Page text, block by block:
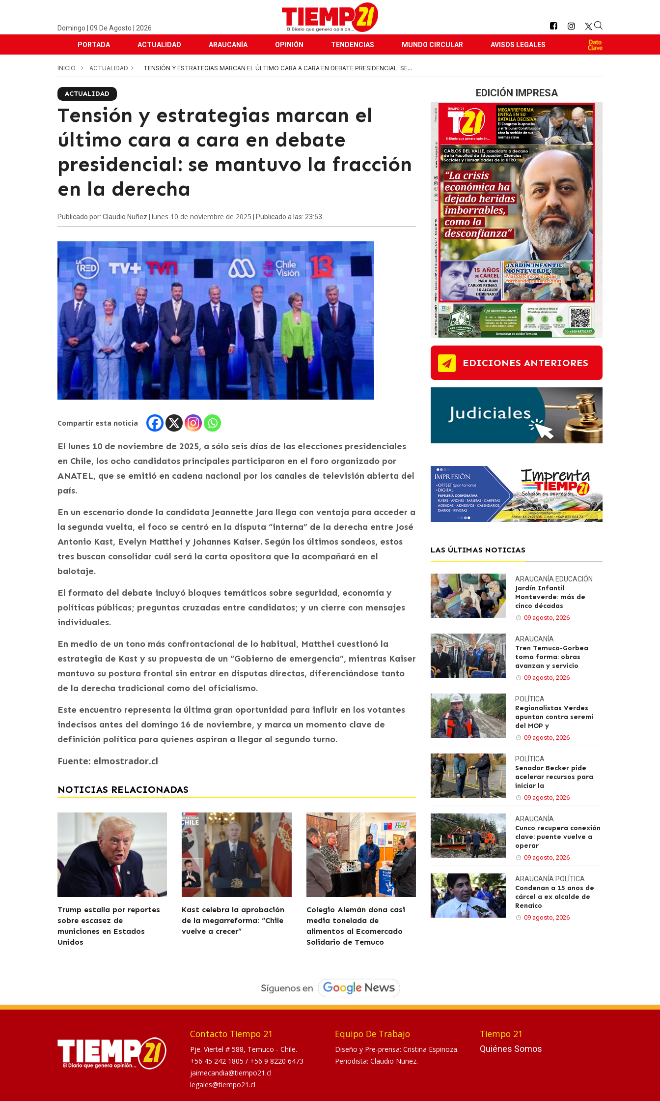
Domingo | 09 De Agosto | 2026
PORTADA ACTUALIDAD ARAUCANÍA OPINIÓN TENDENCIAS MUNDO CIRCULAR AVISOS LEGALES
INICIO ACTUALIDAD TENSIÓN Y ESTRATEGIAS MARCAN EL ÚLTIMO CARA A CARA EN DEBATE PRESIDENCIAL: SE...
ACTUALIDAD
Tensión y estrategias marcan el
último cara a cara en debate
presidencial: se mantuvo la fracción
en la derecha
Publicado por: Claudio Nuñez | lunes 10 de noviembre de 2025 | Publicado a las: 23:53
Compartir esta noticia
El lunes 10 de noviembre de 2025, a sólo seis días de las elecciones presidenciales
en Chile, los ocho candidatos principales participaron en el foro organizado por
ANATEL, que se emitió en cadena nacional por los canales de televisión abierta del
país.
En un escenario donde la candidata Jeannette Jara llega con ventaja para acceder a
la segunda vuelta, el foco se centró en la disputa “interna” de la derecha entre José
Antonio Kast, Evelyn Matthei y Johannes Kaiser. Según los últimos sondeos, estos
tres buscan consolidar cuál será la carta opositora que la acompañará en el
balotaje.
El formato del debate incluyó bloques temáticos sobre seguridad, economía y
políticas públicas; preguntas cruzadas entre candidatos; y un cierre con mensajes
individuales.
En medio de un tono más confrontacional de lo habitual, Matthei cuestionó la
estrategia de Kast y su propuesta de un “Gobierno de emergencia”, mientras Kaiser
mantuvo su postura frontal sin entrar en disputas directas, diferenciándose tanto
de la derecha tradicional como del oficialismo.
Este encuentro representa la última gran oportunidad para influir en los votantes
indecisos antes del domingo 16 de noviembre, y marca un momento clave de
definición política para quienes aspiran a llegar al segundo turno.
Fuente: elmostrador.cl
NOTICIAS RELACIONADAS
Trump estalla por reportes
sobre escasez de
municiones en Estados
Unidos
Kast celebra la aprobación
de la megarreforma: “Chile
vuelve a crecer”
Colegio Alemán dona casi
media tonelada de
alimentos al Ecomercado
Solidario de Temuco
EDICIÓN IMPRESA
EDICIONES ANTERIORES
LAS ÚLTIMAS NOTICIAS
ARAUCANÍA EDUCACIÓN
Jardín Infantil
Monteverde: más de
cinco décadas
09 agosto, 2026
ARAUCANÍA
Tren Temuco-Gorbea
toma forma: obras
avanzan y servicio
09 agosto, 2026
POLÍTICA
Regionalistas Verdes
apuntan contra seremi
del MOP y
09 agosto, 2026
POLÍTICA
Senador Becker pide
acelerar recursos para
iniciar la
09 agosto, 2026
ARAUCANÍA
Cunco recupera conexión
clave: puente vuelve a
operar
09 agosto, 2026
ARAUCANÍA POLÍTICA
Condenan a 15 años de
cárcel a ex alcalde de
Renaico
09 agosto, 2026
Contacto Tiempo 21
Pje. Viertel # 588, Temuco - Chile.
+56 45 242 1805 / +56 9 8220 6473
jaimecandia@tiempo21.cl
legales@tiempo21.cl
Equipo De Trabajo
Diseño y Pre-prensa: Cristina Espinoza.
Periodista: Claudio Nuñez.
Tiempo 21
Quiénes Somos